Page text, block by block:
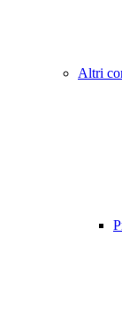
Altri